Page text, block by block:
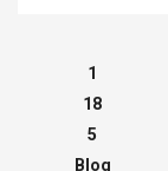
1
18
5
Blog